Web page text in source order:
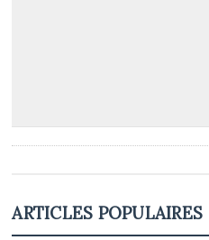
ARTICLES POPULAIRES